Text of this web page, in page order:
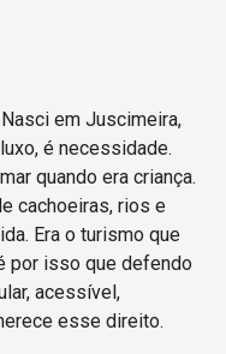
em Juscimeira,
é necessidade.
quando era criança.
cachoeiras, rios e
Era o turismo que
por isso que defendo
acessível,
esse direito.